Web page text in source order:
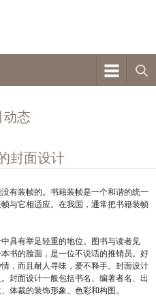
动态
封面设计
有装帧的。书籍装帧是一个和谐的统一
与它相适应。在我国，通常把书籍装帧
具有举足轻重的地位。图书与读者见
书的脸面，是一位不说话的推销员。好
，而且耐人寻味，爱不释手。封面设计
封面设计一般包括书名、编著者名、出
体裁的装饰形象、色彩和构图。